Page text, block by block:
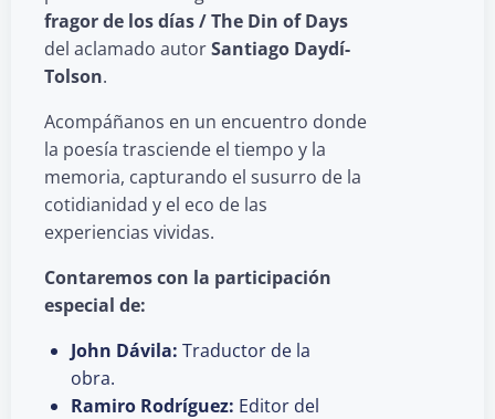
fragor de los días / The Din of Days
del aclamado autorSantiago Daydí-
Tolson.
Acompáñanos en un encuentro donde
la poesía trasciende el tiempo y la
memoria, capturando el susurro de la
cotidianidad y el eco de las
experiencias vividas.
Contaremos con la participación
especial de:
John Dávila: Traductor de la
obra.
Ramiro Rodríguez: Editor del